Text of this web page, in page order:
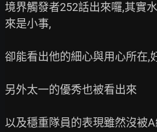
境界觸發者252話出來囉,其實
來是小事,
卻能看出他的細心與用心所在,
另外太一的優秀也被看出來
以及穩重隊員的表現雖然沒被